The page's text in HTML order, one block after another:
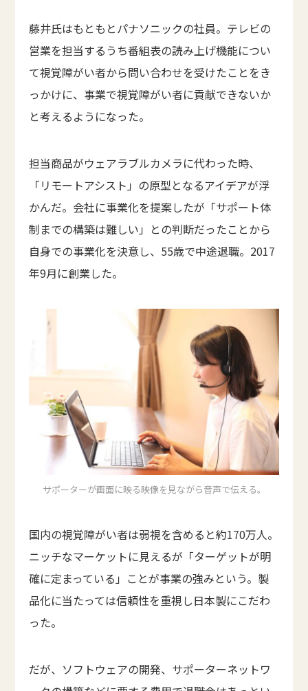
藤井氏はもともとパナソニックの社員。テレビの
営業を担当するうち番組表の読み上げ機能につい
て視覚障がい者から問い合わせを受けたことをき
っかけに、事業で視覚障がい者に貢献できないか
と考えるようになった。
担当商品がウェアラブルカメラに代わった時、
「リモートアシスト」の原型となるアイデアが浮
かんだ。会社に事業化を提案したが「サポート体
制までの構築は難しい」との判断だったことから
自身での事業化を決意し、55歳で中途退職。2017
年9月に創業した。
サポーターが画面に映る映像を見ながら音声で伝える。
国内の視覚障がい者は弱視を含めると約170万人。
ニッチなマーケットに見えるが「ターゲットが明
確に定まっている」ことが事業の強みという。製
品化に当たっては信頼性を重視し日本製にこだわ
った。
だが、ソフトウェアの開発、サポーターネットワ